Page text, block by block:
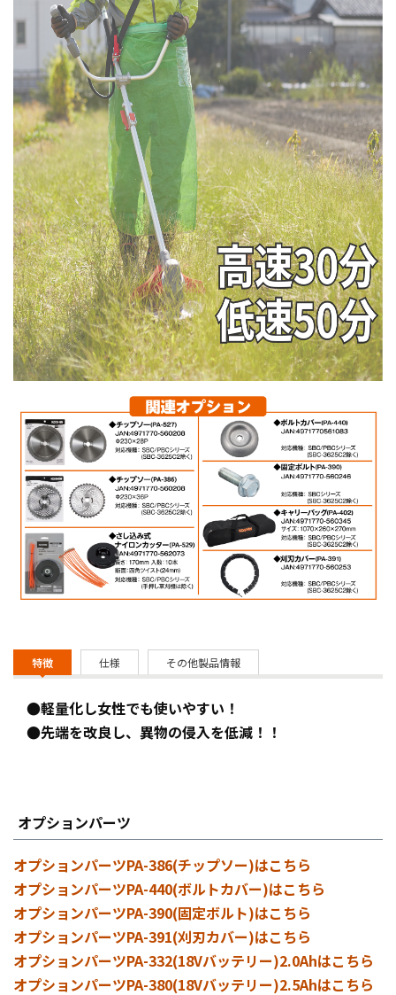
特徴 仕様 その他製品情報
●軽量化し女性でも使いやすい！
●先端を改良し、異物の侵入を低減！！
オプションパーツ
オプションパーツPA-386(チップソー)はこちら
オプションパーツPA-440(ボルトカバー)はこちら
オプションパーツPA-390(固定ボルト)はこちら
オプションパーツPA-391(刈刃カバー)はこちら
オプションパーツPA-332(18Vバッテリー)2.0Ahはこちら
オプションパーツPA-380(18Vバッテリー)2.5Ahはこちら